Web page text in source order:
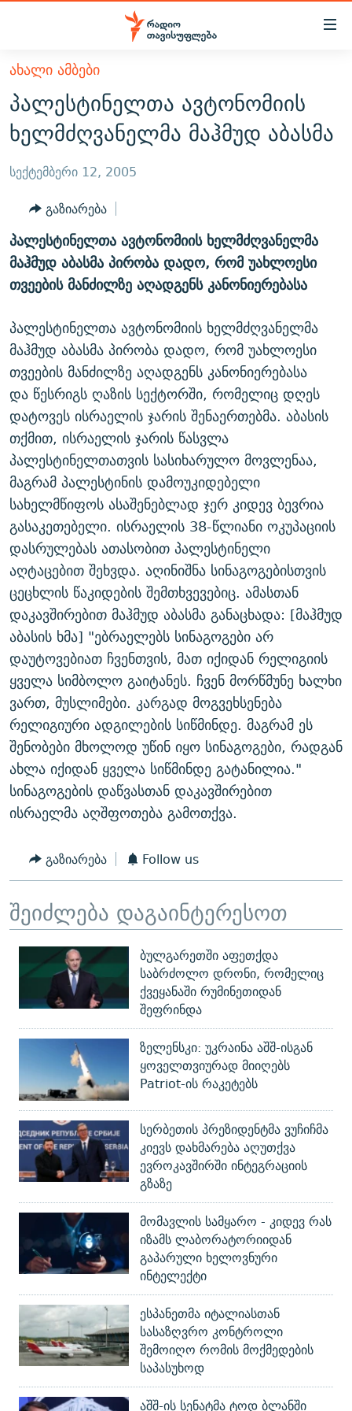
Accessibility
მთავარ
შინაარსზე
დაბრუნება
მთავარ
დაბრუნება
ძიებაზე
დაბრუნება
ᲐᲮᲐᲚᲘ ᲐᲛᲑᲔᲑᲘ
ᲗᲔᲛᲔᲑᲘ
ᲞᲝᲚᲘᲢᲘᲙᲐ
ᲔᲙᲝᲜᲝᲛᲘᲙᲐ
ᲡᲐᲖᲝᲒᲐᲓᲝᲔᲑᲐ
ᲡᲞᲝᲠᲢᲘ
ᲕᲘᲓᲔᲝ
ᲑᲚᲝᲒᲔᲑᲘ
ᲞᲝᲓᲙᲐᲡᲢᲔᲑᲘ
ᲜᲘᲙᲝᲡ ᲞᲝᲓᲙᲐᲡᲢᲘ
60 ᲓᲔᲪᲘᲑᲔᲚᲘ
ᲓᲘᲚᲘᲡ ᲡᲐᲣᲑᲠᲔᲑᲘ
ᲛᲝᲚᲐᲞᲐᲠᲐᲙᲔ ᲢᲔᲥᲡᲢᲔᲑᲘ
ᲨᲘᲜ - ᲣᲪᲮᲝᲔᲗᲨᲘ
ᲚᲘᲢᲔᲠᲐᲢᲣᲠᲣᲚᲘ ᲬᲐᲮᲜᲐᲒᲔᲑᲘ
ᲐᲛᲔᲠᲘᲙᲣᲚᲘ ᲛᲝᲗᲮᲠᲝᲑᲐ
ᲘᲛᲞᲔᲠᲘᲐ ᲓᲐ ᲠᲐᲓᲘᲝ
ᲗᲐᲕᲘᲡᲣᲤᲚᲔᲑᲘᲡ ᲛᲝᲜᲘᲢᲝᲠᲘ
ᲤᲔᲜᲝᲕᲐᲜᲘ - 2.10
ᲗᲥᲕᲔᲜᲘ ᲞᲣᲑᲚᲘᲙᲐᲪᲘᲔᲑᲘ
ᲞᲠᲝᲔᲥᲢᲔᲑᲘ
ᲓᲐᲛᲝᲣᲙᲘᲓᲔᲑᲚᲝᲑᲘᲡ 100 ᲬᲔᲚᲘ
ᲩᲔᲛᲘ ᲡᲘᲙᲕᲓᲘᲚᲘᲡ ᲛᲘᲖᲔᲖᲘᲐ COVID-19
11 ᲬᲔᲚᲘ - 11 ᲐᲛᲑᲐᲕᲘ
ᲡᲐᲞᲐᲠᲚᲐᲛᲔᲜᲢᲝ ᲐᲠᲩᲔᲕᲜᲔᲑᲘᲡ ᲘᲡᲢᲝᲠᲘᲐ
ᲑᲐᲕᲨᲕᲔᲑᲘ ᲞᲠᲝᲡᲢᲘᲢᲣᲪᲘᲐᲨᲘ - ᲐᲛᲝᲣᲗᲥᲛᲔᲚᲘ ᲐᲛᲑᲐᲕᲘ
5 ᲐᲛᲑᲐᲕᲘ - 20 ᲘᲕᲜᲘᲡᲡ ᲓᲐᲨᲐᲕᲔᲑᲣᲚᲔᲑᲘ
ᲐᲒᲕᲘᲡᲢᲝᲡ ᲝᲛᲘ
ПРИВЕТ ᲙᲣᲚᲢᲣᲠᲐ
ЭХО КАВКАЗА
ᲒᲐᲛᲝᲘᲬᲔᲠᲔ
რთე/რთ-ის ყველა საიტი
ᲐᲮᲐᲚᲘ ᲐᲛᲑᲔᲑᲘ
პალესტინელთა ავტონომიის
ხელმძღვანელმა მაჰმუდ აბასმა
სექტემბერი 12, 2005
გაზიარება
პალესტინელთა ავტონომიის ხელმძღვანელმა
მაჰმუდ აბასმა პირობა დადო, რომ უახლოესი
თვეების მანძილზე აღადგენს კანონიერებასა
პალესტინელთა ავტონომიის ხელმძღვანელმა
მაჰმუდ აბასმა პირობა დადო, რომ უახლოესი
თვეების მანძილზე აღადგენს კანონიერებასა
და წესრიგს ღაზის სექტორში, რომელიც დღეს
დატოვეს ისრაელის ჯარის შენაერთებმა. აბასის
თქმით, ისრაელის ჯარის წასვლა
პალესტინელთათვის სასიხარულო მოვლენაა,
მაგრამ პალესტინის დამოუკიდებელი
სახელმწიფოს ასაშენებლად ჯერ კიდევ ბევრია
გასაკეთებელი. ისრაელის 38-წლიანი ოკუპაციის
დასრულებას ათასობით პალესტინელი
აღტაცებით შეხვდა. აღინიშნა სინაგოგებისთვის
ცეცხლის წაკიდების შემთხვევებიც. ამასთან
დაკავშირებით მაჰმუდ აბასმა განაცხადა: [მაჰმუდ
აბასის ხმა] "ებრაელებს სინაგოგები არ
დაუტოვებიათ ჩვენთვის, მათ იქიდან რელიგიის
ყველა სიმბოლო გაიტანეს. ჩვენ მორწმუნე ხალხი
ვართ, მუსლიმები. კარგად მოგვეხსენება
რელიგიური ადგილების სიწმინდე. მაგრამ ეს
შენობები მხოლოდ უწინ იყო სინაგოგები, რადგან
ახლა იქიდან ყველა სიწმინდე გატანილია."
სინაგოგების დაწვასთან დაკავშირებით
ისრაელმა აღშფოთება გამოთქვა.
გაზიარება Follow us
შეიძლება დაგაინტერესოთ
ბულგარეთში აფეთქდა
საბრძოლო დრონი, რომელიც
ქვეყანაში რუმინეთიდან
შეფრინდა
ზელენსკი: უკრაინა აშშ-ისგან
ყოველთვიურად მიიღებს
Patriot-ის რაკეტებს
სერბეთის პრეზიდენტმა ვუჩიჩმა
კიევს დახმარება აღუთქვა
ევროკავშირში ინტეგრაციის
გზაზე
მომავლის სამყარო - კიდევ რას
იზამს ლაბორატორიიდან
გაპარული ხელოვნური
ინტელექტი
ესპანეთმა იტალიასთან
სასაზღვრო კონტროლი
შემოიღო რომის მოქმედების
საპასუხოდ
აშშ-ის სენატმა ტოდ ბლანში